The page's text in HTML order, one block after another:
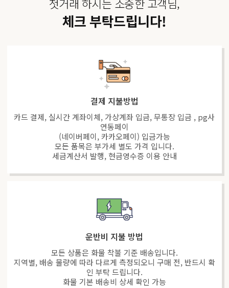
체크 부탁드립니다!
결제 지불방법
카드 결제, 실시간 계좌이체, 가상계좌 입금, 무통장 입금 , pg사
연동페이
(네이버페이, 카카오페이) 입금가능
모든 품목은 부가세 별도 가격 입니다.
세금계산서 발행, 현금영수증 이용 안내
운반비 지불 방법
모든 상품은 화물 착불 기준 배송입니다.
지역별, 배송 물량에 따라 다르게 측정되오니 구매 전, 반드시 확
인 부탁 드립니다.
화물 기본 배송비 상세 확인 가능